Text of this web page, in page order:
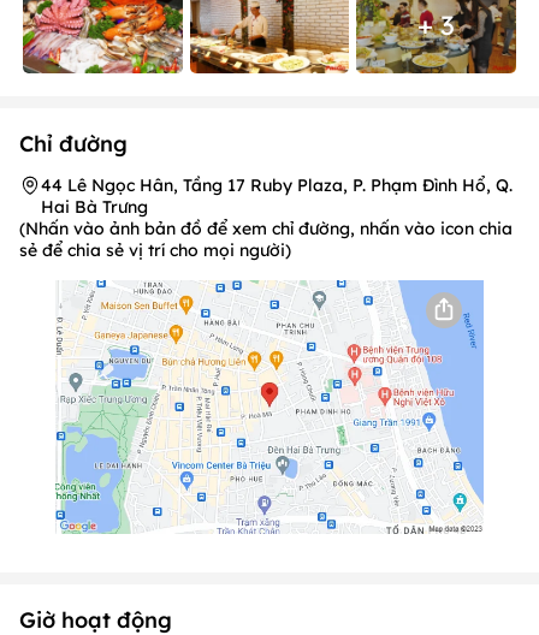
+ 3
Chỉ đường
44 Lê Ngọc Hân, Tầng 17 Ruby Plaza, P. Phạm Đình Hổ, Q.
Hai Bà Trưng
(Nhấn vào ảnh bản đồ để xem chỉ đường, nhấn vào icon chia
sẻ để chia sẻ vị trí cho mọi người)
Giờ hoạt động